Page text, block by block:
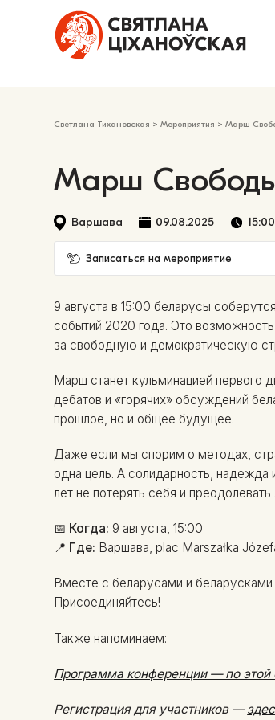
Светлана Тихановская >Мероприятия >Марш
Марш
Варшава 09.08.2025 15:00
Записаться на мероприятие
9 августа в 15:00 беларусы
событий 2020 года. Это
за свободную и демократическую
Марш станет кульминацией первого
дебатов и «горячих» обсуждений
прошлое, но и общее будущее.
Даже если мы спорим о методах,
одна цель. А солидарность,
лет не потерять себя и
📅 Когда: 9 августа, 15:00
📍 Где: Варшава, plac Marszałka
Вместе с беларусами и
Присоединяйтесь!
Также напоминаем:
Программа конференции — по этой
Регистрация для участников —